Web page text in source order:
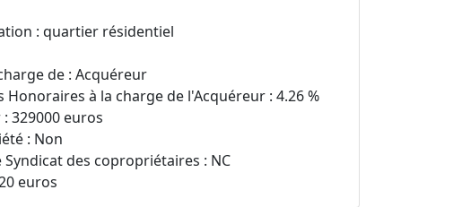
: quartier résidentiel
de : Acquéreur
Honoraires à la charge de l'Acquéreur : 4.26 %
329000 euros
: Non
des copropriétaires : NC
euros